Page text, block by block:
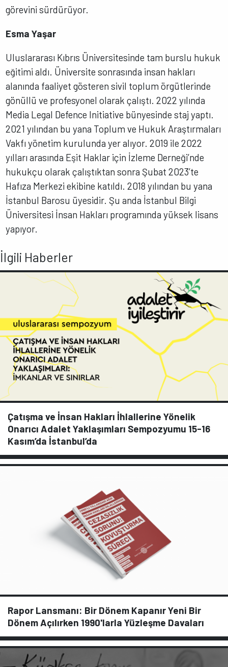
görevini sürdürüyor.
Esma Yaşar
Uluslararası Kıbrıs Üniversitesinde tam burslu hukuk
eğitimi aldı. Üniversite sonrasında insan hakları
alanında faaliyet gösteren sivil toplum örgütlerinde
gönüllü ve profesyonel olarak çalıştı. 2022 yılında
Media Legal Defence Initiative bünyesinde staj yaptı.
2021 yılından bu yana Toplum ve Hukuk Araştırmaları
Vakfı yönetim kurulunda yer alıyor. 2019 ile 2022
yılları arasında Eşit Haklar için İzleme Derneği’nde
hukukçu olarak çalıştıktan sonra Şubat 2023’te
Hafıza Merkezi ekibine katıldı. 2018 yılından bu yana
İstanbul Barosu üyesidir. Şu anda İstanbul Bilgi
Üniversitesi İnsan Hakları programında yüksek lisans
yapıyor.
İlgili Haberler
Çatışma ve İnsan Hakları İhlallerine Yönelik
Onarıcı Adalet Yaklaşımları Sempozyumu 15-16
Kasım’da İstanbul’da
Rapor Lansmanı: Bir Dönem Kapanır Yeni Bir
Dönem Açılırken 1990'larla Yüzleşme Davaları